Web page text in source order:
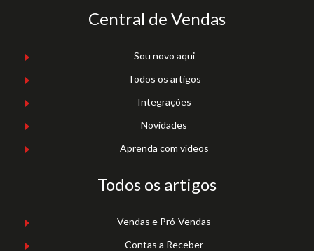
Central de Vendas
Sou novo aqui
Todos os artigos
Integrações
Novidades
Aprenda com vídeos
Todos os artigos
Vendas e Pró-Vendas
Contas a Receber